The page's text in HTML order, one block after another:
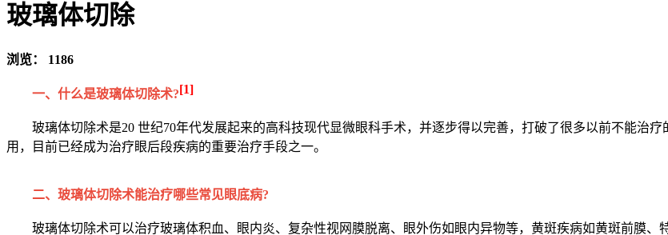
玻璃体切除
浏览： 1186
一、什么是玻璃体切除术?[1]
玻璃体切除术是20 世纪70年代发展起来的高科技现代显微眼科手术，并逐步得以完善，打破了很多以前不能治
用，目前已经成为治疗眼后段疾病的重要治疗手段之一。
二、玻璃体切除术能治疗哪些常见眼底病?
玻璃体切除术可以治疗玻璃体积血、眼内炎、复杂性视网膜脱离、眼外伤如眼内异物等，黄斑疾病如黄斑前膜、